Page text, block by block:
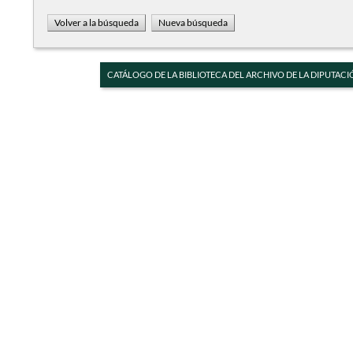
CATÁLOGO DE LA BIBLIOTECA DEL ARCHIVO DE LA